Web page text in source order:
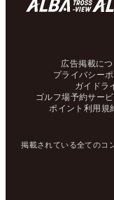
広告掲載に
プライバシー
ガイドラ
ゴルフ場予約サー
ポイント利用規
掲載されている全てのコ